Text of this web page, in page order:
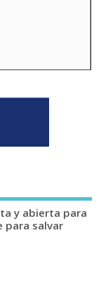
y abierta para
para salvar